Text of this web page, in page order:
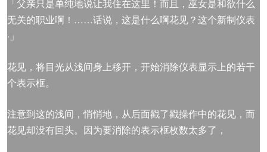
「父亲只是单纯地说让我住在这里！而且，巫女是和欲什么
无关的职业啊！……话说，这是什么啊花见？这个新制仪表
·」
花见，将目光从浅间身上移开，开始消除仪表显示上的若干
个表示框。
注意到这的浅间，悄悄地，从后面戳了戳操作中的花见，而
花见却没有回头。因为要消除的表示框枚数太多了，